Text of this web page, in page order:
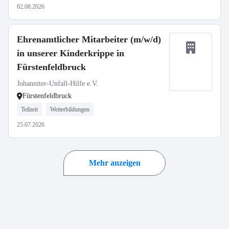
02.08.2026
Ehrenamtlicher Mitarbeiter (m/w/d)
in unserer Kinderkrippe in
Fürstenfeldbruck
Johanniter-Unfall-Hilfe e.V.
Fürstenfeldbruck
Teilzeit Weiterbildungen
25.07.2026
Mehr anzeigen